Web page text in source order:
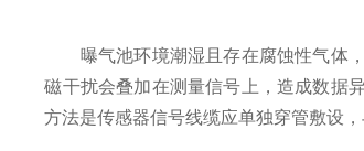
曝气池环境潮湿且存在腐蚀性气体，
磁干扰会叠加在测量信号上，造成数据
方法是传感器信号线缆应单独穿管敷设